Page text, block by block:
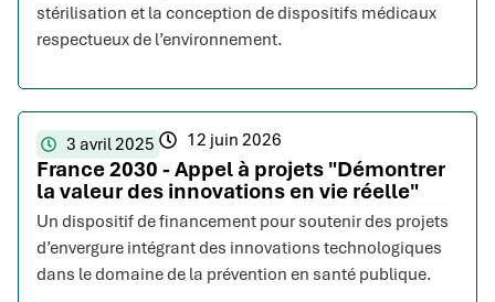
stérilisation et la conception de dispositifs médicaux
respectueux de l’environnement.
3 avril 2025 12 juin 2026
France 2030 - Appel à projets "Démontrer
la valeur des innovations en vie réelle"
Un dispositif de financement pour soutenir des projets
d’envergure intégrant des innovations technologiques
dans le domaine de la prévention en santé publique.